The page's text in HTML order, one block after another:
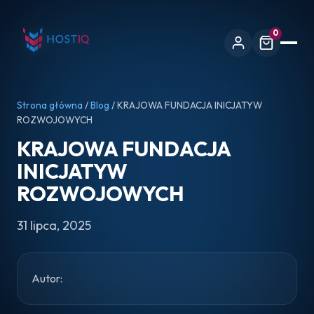
0
Strona główna /Blog / KRAJOWA FUNDACJA INICJATYW
ROZWOJOWYCH
KRAJOWA FUNDACJA
INICJATYW
ROZWOJOWYCH
31 lipca, 2025
Autor: